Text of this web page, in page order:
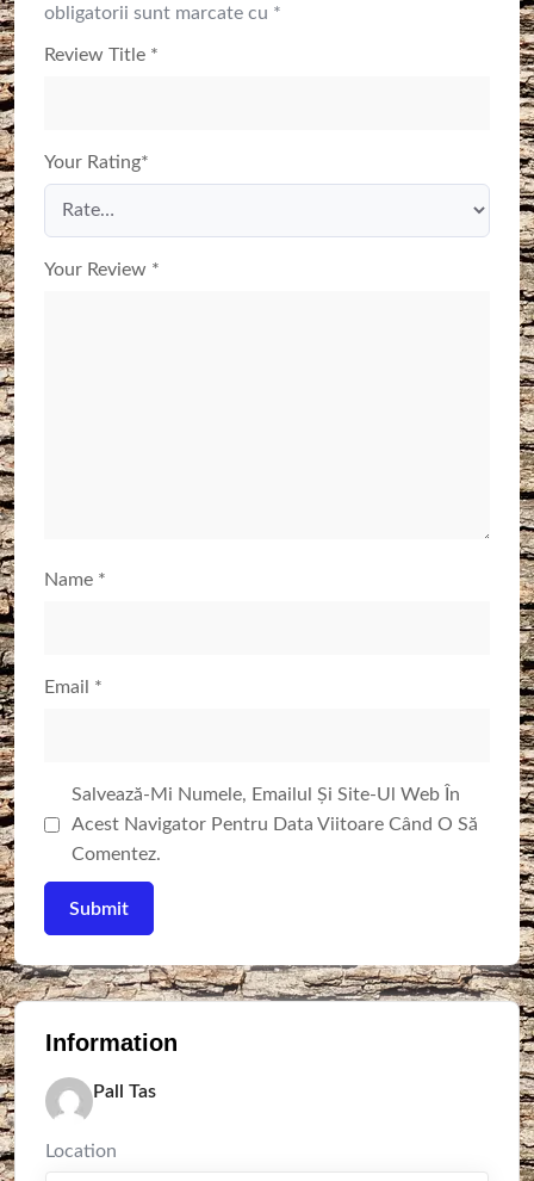
obligatorii sunt marcate cu *
Review Title *
Your Rating*
Your Review *
Name *
Email *
Salvează-Mi Numele, Emailul Și Site-Ul Web În
Acest Navigator Pentru Data Viitoare Când O Să
Comentez.
Information
Pall Tas
Location